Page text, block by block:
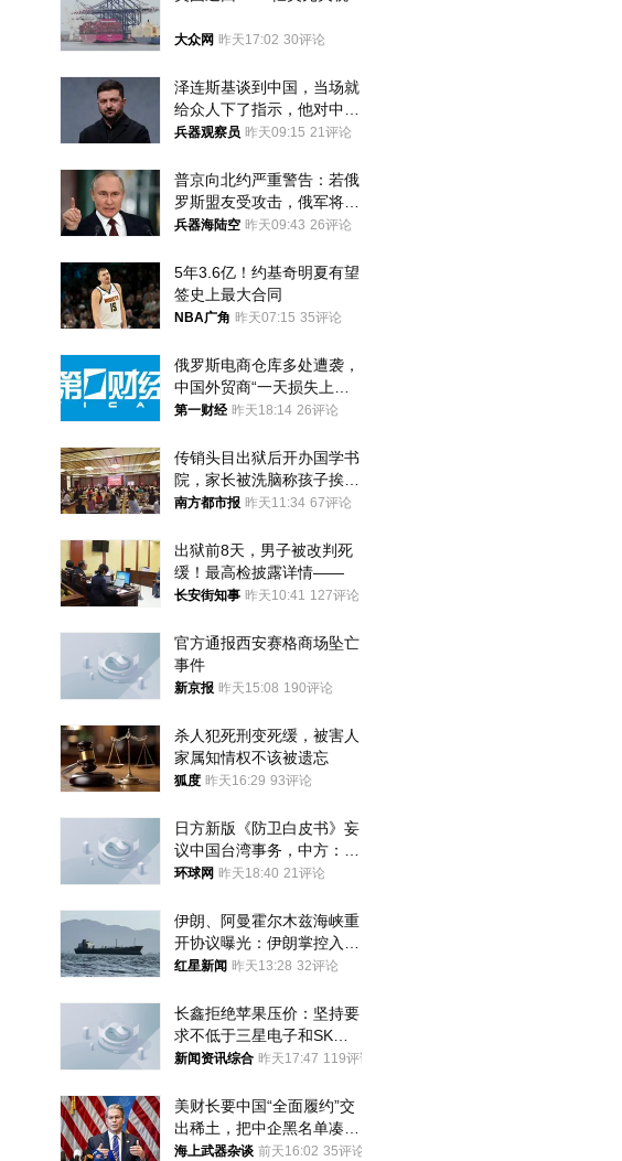
大众网 昨天17:02 30评论
泽连斯基谈到中国，当场就
给众人下了指示，他对中国
和中乌关系，显然又有了新
兵器观察员 昨天09:15 21评论
普京向北约严重警告：若俄
罗斯盟友受攻击，俄军将动
用核武器保护
兵器海陆空 昨天09:43 26评论
5年3.6亿！约基奇明夏有望
签史上最大合同
NBA广角 昨天07:15 35评论
俄罗斯电商仓库多处遭袭，
中国外贸商“一天损失上
万”紧急清仓
第一财经 昨天18:14 26评论
传销头目出狱后开办国学书
院，家长被洗脑称孩子挨打
才有效果
南方都市报 昨天11:34 67评论
出狱前8天，男子被改判死
缓！最高检披露详情——
长安街知事 昨天10:41 127评论
官方通报西安赛格商场坠亡
事件
新京报 昨天15:08 190评论
杀人犯死刑变死缓，被害人
家属知情权不该被遗忘
狐度 昨天16:29 93评论
日方新版《防卫白皮书》妄
议中国台湾事务，中方：强
烈不满、坚决反对，已向日
环球网 昨天18:40 21评论
伊朗、阿曼霍尔木兹海峡重
开协议曝光：伊朗掌控入湾
航道，与阿曼平分“服务费”
红星新闻 昨天13:28 32评论
长鑫拒绝苹果压价：坚持要
求不低于三星电子和SK海
力士
新闻资讯综合 昨天17:47 119评论
美财长要中国“全面履约”交
出稀土，把中企黑名单凑到
187家，中方做最坏打算
海上武器杂谈 前天16:02 35评论